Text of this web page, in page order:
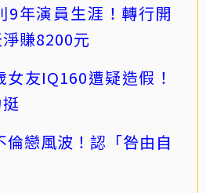
9年演員生涯！轉行開
賺8200元
友IQ160遭疑造假！
倫戀風波！認「咎由自